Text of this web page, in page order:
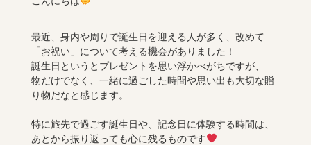
最近、身内や周りで誕生日を迎える人が多く、改めて
「お祝い」について考える機会がありました！
誕生日というとプレゼントを思い浮かべがちですが、
物だけでなく、一緒に過ごした時間や思い出も大切な贈
り物だなと感じます。
特に旅先で過ごす誕生日や、記念日に体験する時間は、
あとから振り返っても心に残るものです